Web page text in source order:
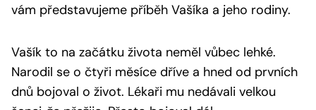
vám představujeme příběh Vašíka a jeho rodiny.
Vašík to na začátku života neměl vůbec lehké.
Narodil se o čtyři měsíce dříve a hned od prvních
dnů bojoval o život. Lékaři mu nedávali velkou